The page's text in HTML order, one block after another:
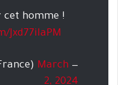
cet homme !
Jxd77ilaPM
— Liverpool
March
2, 2024